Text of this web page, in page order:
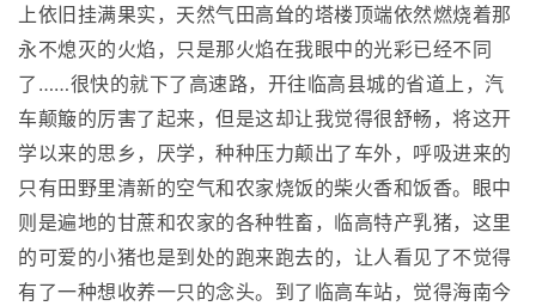
上依旧挂满果实，天然气田高耸的塔楼顶端依然燃烧着那
永不熄灭的火焰，只是那火焰在我眼中的光彩已经不同
了……很快的就下了高速路，开往临高县城的省道上，汽
车颠簸的厉害了起来，但是这却让我觉得很舒畅，将这开
学以来的思乡，厌学，种种压力颠出了车外，呼吸进来的
只有田野里清新的空气和农家烧饭的柴火香和饭香。眼中
则是遍地的甘蔗和农家的各种牲畜，临高特产乳猪，这里
的可爱的小猪也是到处的跑来跑去的，让人看见了不觉得
有了一种想收养一只的念头。到了临高车站，觉得海南今